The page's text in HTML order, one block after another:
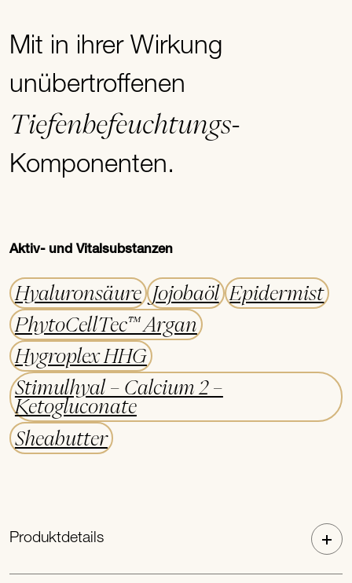
Mit in ihrer Wirkung
unübertroffenen
Tiefenbefeuchtungs-
Komponenten.
Aktiv- und Vitalsubstanzen
Hyaluronsäure Jojobaöl
Epidermist
PhytoCellTec™ Argan
Hygroplex HHG
Stimulhyal – Calcium 2 –
Ketogluconate
Sheabutter
Produktdetails